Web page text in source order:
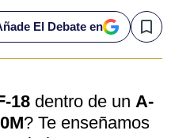
El Debate en Save
18dentro de un A-
? Te enseñamos